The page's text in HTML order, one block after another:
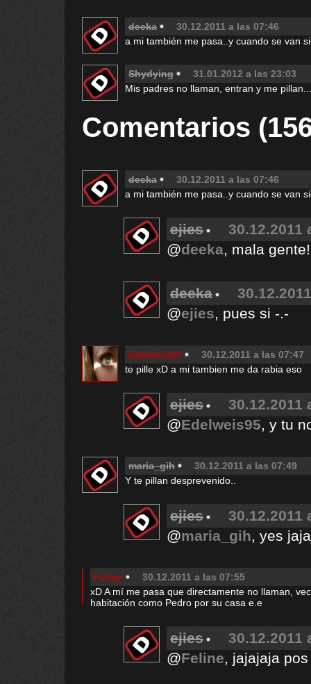
deeka
30.12.2011 a las 07:46
a mi también me pasa..y cuando se van
Shydying
31.01.2012 a las 23:03
Mis padres no llaman, entran y me
Comentarios
deeka
30.12.2011 a las 07:46
a mi también me pasa..y cuando se van
ejies
30.12.2011
@deeka, mala
deeka
@ejies, pues si -.-
Edelweis95
30.12.2011 a las 07:47
te pille xD a mi tambien me da rabia eso
ejies
30.12.2011
@Edelweis95, y tu
maria_gih
30.12.2011 a las 07:49
Y te pillan desprevenido..
ejies
30.12.2011
@maria_gih, yes
Feline
30.12.2011 a las 07:55
xD A mí me pasa que directamente no llaman,
habitación como Pedro por su casa e.e
ejies
30.12.2011
@Feline, jajajaja